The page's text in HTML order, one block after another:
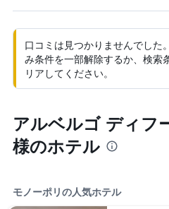
口コミは見つかりませんでした
み条件を一部解除するか、検索
リアしてください。
アルベルゴ ディフ
様のホテル
モノーポリの人気ホテル